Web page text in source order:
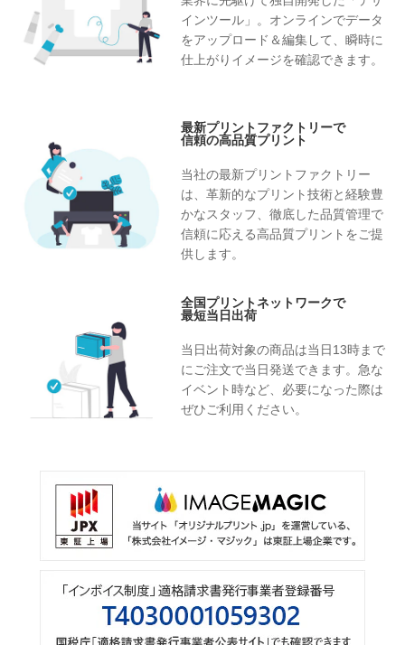
インツール」。オンラインでデータ
をアップロード＆編集して、瞬時に
仕上がりイメージを確認できます。
最新プリントファクトリーで
信頼の高品質プリント
当社の最新プリントファクトリー
は、革新的なプリント技術と経験豊
かなスタッフ、徹底した品質管理で
信頼に応える高品質プリントをご提
供します。
全国プリントネットワークで
最短当日出荷
当日出荷対象の商品は当日13時まで
にご注文で当日発送できます。急な
イベント時など、必要になった際は
ぜひご利用ください。